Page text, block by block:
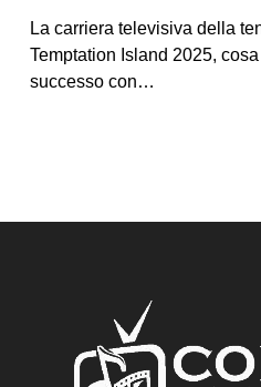
La carriera televisiva della
Temptation Island 2025,
successo con…